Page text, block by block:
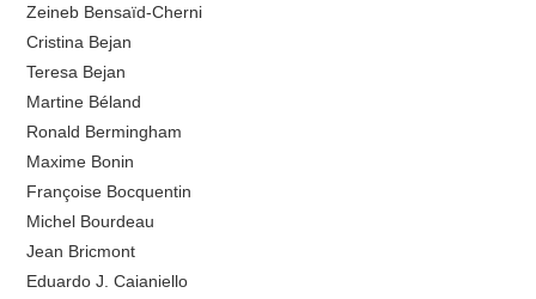
Zeineb Bensaïd-Cherni
Cristina Bejan
Teresa Bejan
Martine Béland
Ronald Bermingham
Maxime Bonin
Françoise Bocquentin
Michel Bourdeau
Jean Bricmont
Eduardo J. Caianiello